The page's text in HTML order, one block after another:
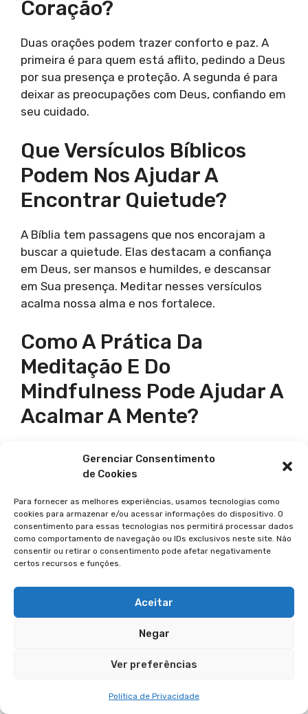
Gerenciar Consentimento
de Cookies
Para fornecer as melhores experiências, usamos tecnologias como
cookies para armazenar e/ou acessar informações do dispositivo. O
consentimento para essas tecnologias nos permitirá processar dados
como comportamento de navegação ou IDs exclusivos neste site. Não
consentir ou retirar o consentimento pode afetar negativamente
certos recursos e funções.
Aceitar
Negar
Ver preferências
Política de Privacidade
Coração?
Duas orações podem trazer conforto e paz. A
primeira é para quem está aflito, pedindo a Deus
por sua presença e proteção. A segunda é para
deixar as preocupações com Deus, confiando em
seu cuidado.
Que Versículos Bíblicos
Podem Nos Ajudar A
Encontrar Quietude?
A Bíblia tem passagens que nos encorajam a
buscar a quietude. Elas destacam a confiança
em Deus, ser mansos e humildes, e descansar
em Sua presença. Meditar nesses versículos
acalma nossa alma e nos fortalece.
Como A Prática Da
Meditação E Do
Mindfulness Pode Ajudar A
Acalmar A Mente?
poderosas. Elas nos ajudam a desconectar das
respiração diafragmática e corpo de
escaneamento ativam o sistema nervoso
parassimpático, trazendo relaxamento.
Como A Conexão Com A
Natureza Pode Renovar A
Paz?
A natureza acalma nossa mente e traz paz.
nossa tranquilidade. Essa conexão nos leva a